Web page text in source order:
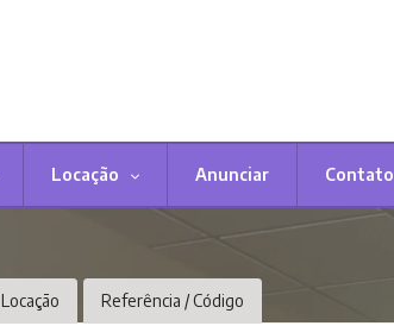
Locação Anunciar Contato
Locação Referência / Código